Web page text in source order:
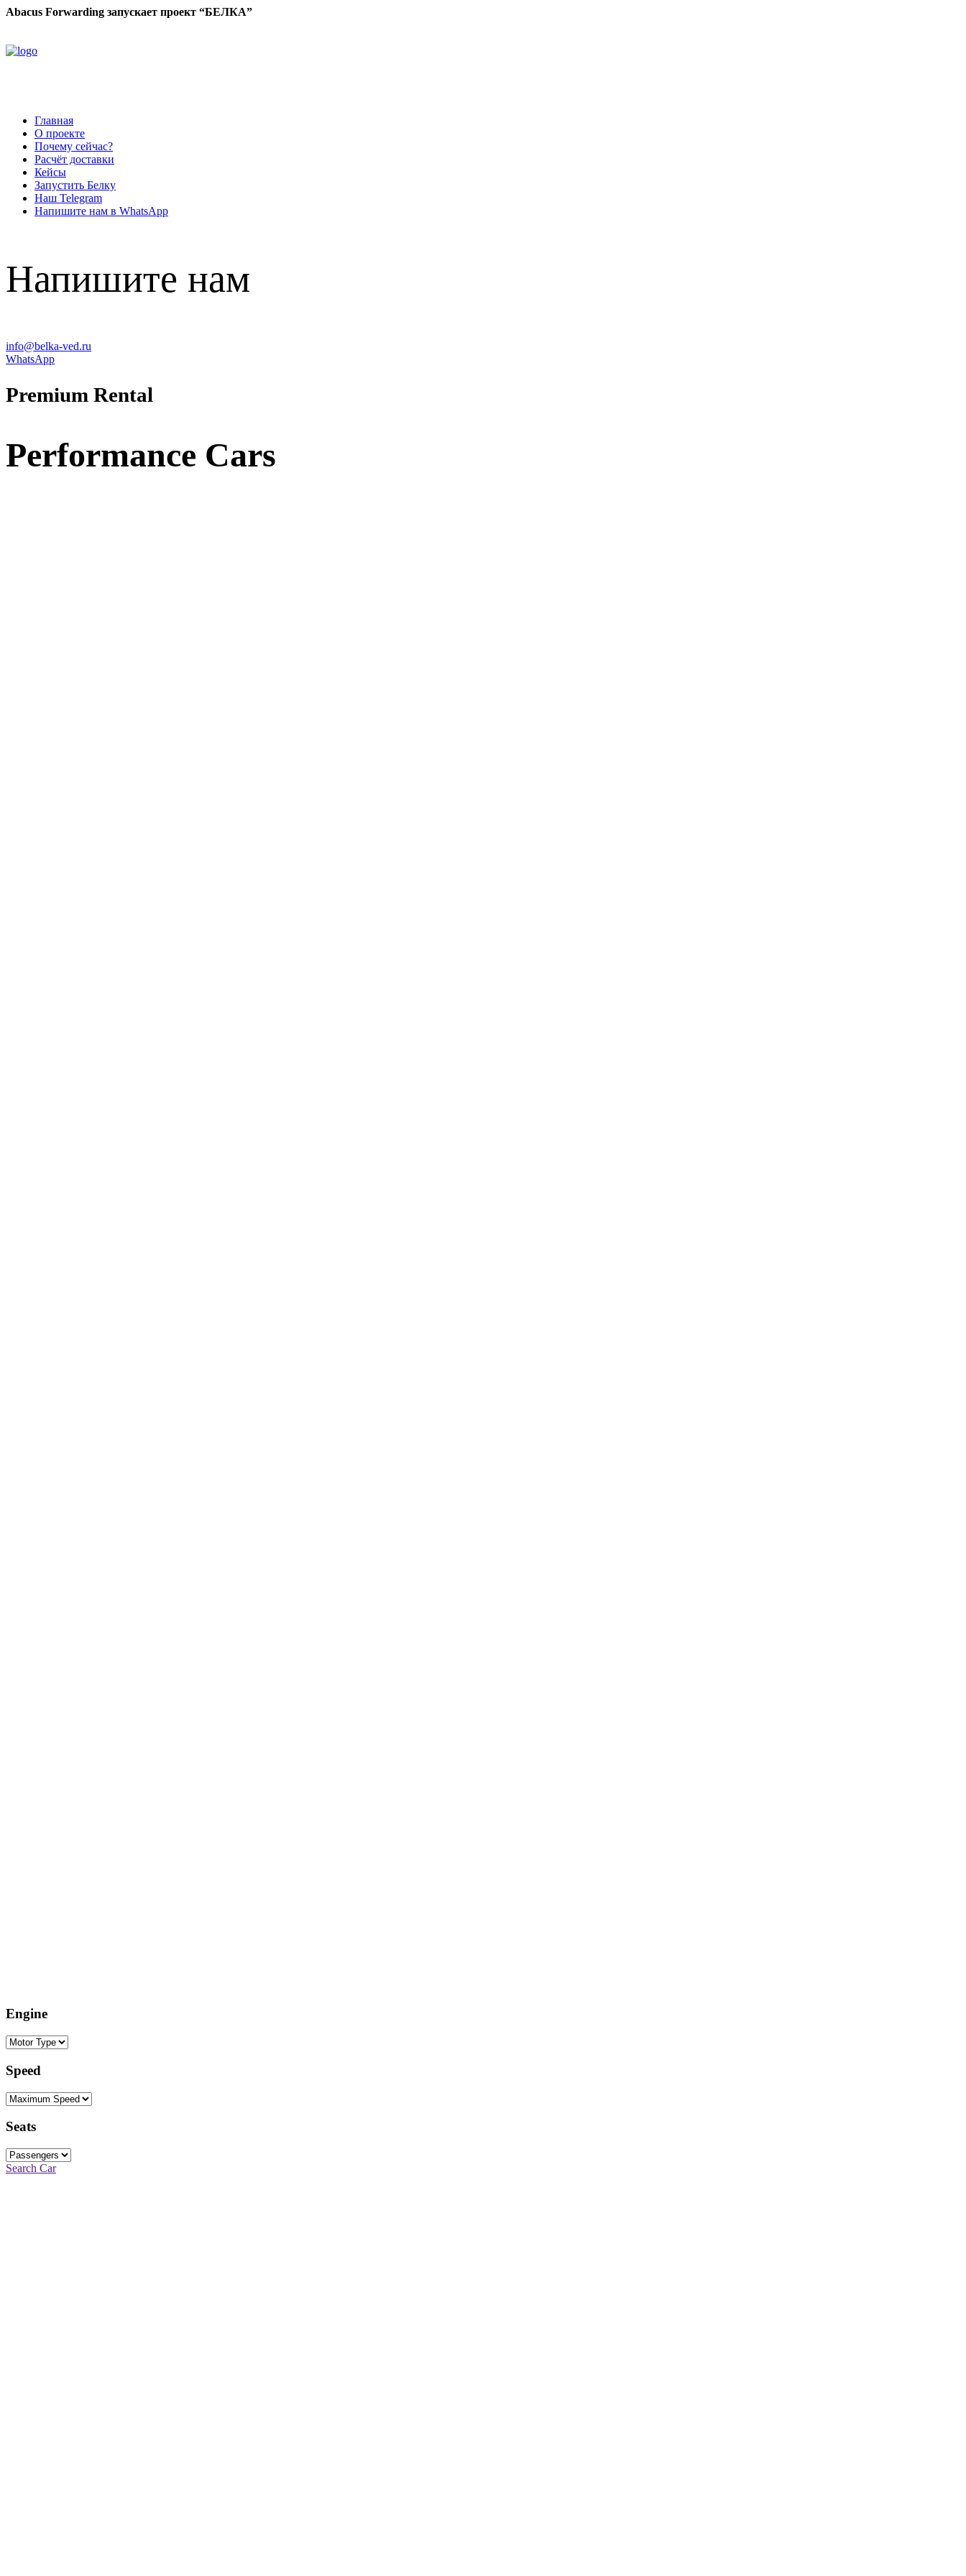
Abacus Forwarding запускает проект “БЕЛКА”
Главная
О проекте
Почему сейчас?
Расчёт доставки
Кейсы
Запустить Белку
Наш Telegram
Напишите нам в WhatsApp
Напишите нам
info@belka-ved.ru
WhatsApp
Premium Rental
Performance Cars
Engine
Speed
Seats
Search Car